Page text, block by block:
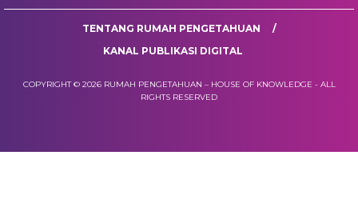
TENTANG RUMAH PENGETAHUAN
KANAL PUBLIKASI DIGITAL
COPYRIGHT © 2026 RUMAH PENGETAHUAN – HOUSE OF KNOWLEDGE - ALL
RIGHTS RESERVED